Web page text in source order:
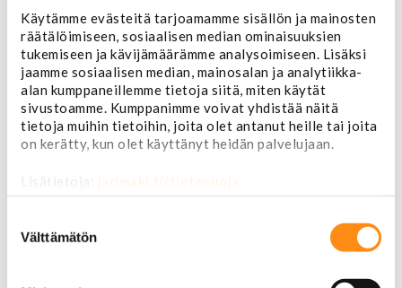
Käytämme evästeitä tarjoamamme sisällön ja mainosten
räätälöimiseen, sosiaalisen median ominaisuuksien
tukemiseen ja kävijämäärämme analysoimiseen. Lisäksi
jaamme sosiaalisen median, mainosalan ja analytiikka-
alan kumppaneillemme tietoja siitä, miten käytät
sivustoamme. Kumppanimme voivat yhdistää näitä
tietoja muihin tietoihin, joita olet antanut heille tai joita
on kerätty, kun olet käyttänyt heidän palvelujaan.
Lisätietoja: jarimaki.fi/tietosuoja
valinta
Välttämätön
Raidetangonpäät ulompi
Vakaajan linkit
Polttoaine- ja ilmanottolaitteet
Suodattimet
Öljynsuodattimet
AC Delco
Motocraft
Harvinaiset
Vaihteistosuodattimet
AC Delco